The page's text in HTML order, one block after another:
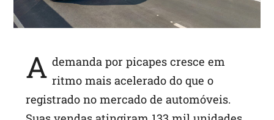
A demanda por picapes cresce em
ritmo mais acelerado do que o
registrado no mercado de automóveis.